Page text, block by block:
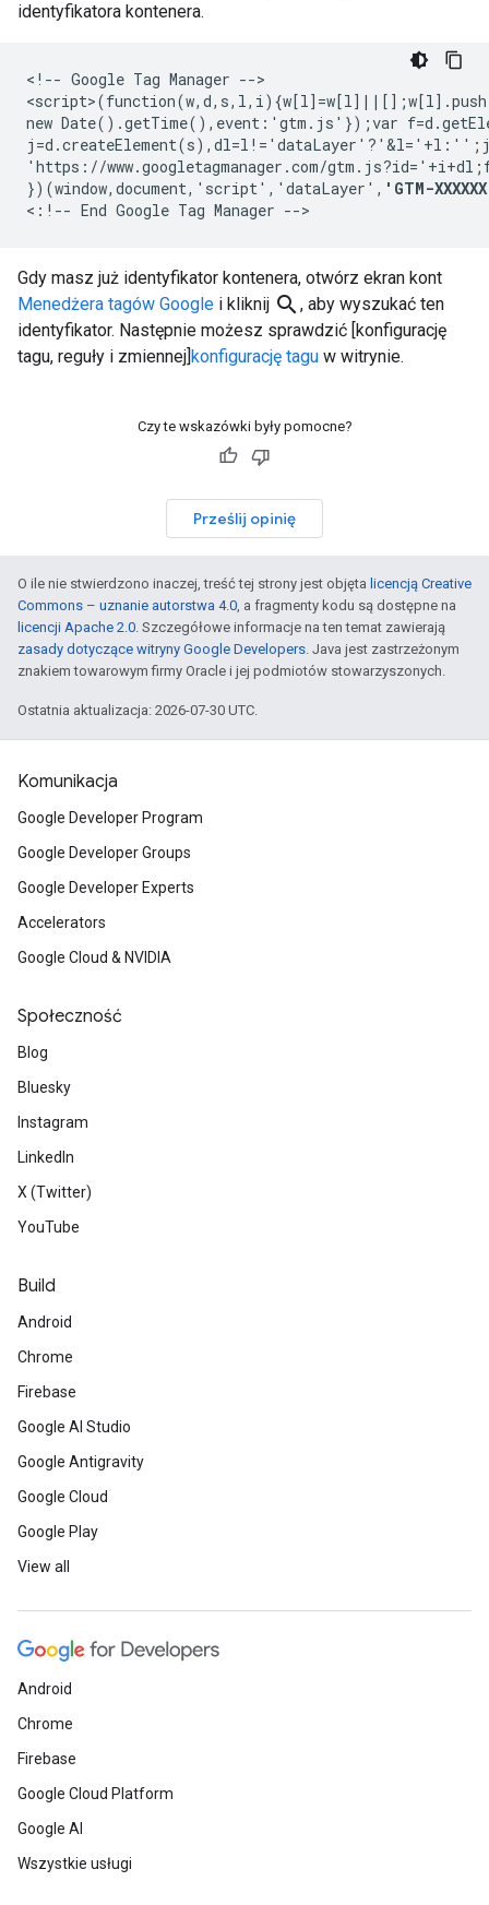
identyfikatora kontenera.
<!-- Google Tag Manager -->
new Date().getTime(),event:'gtm.js'});var
'https://www.googletagmanager.com/
})(window,document,'script','dataLayer', 'GTM-
Gdy masz już identyfikator kontenera, otwórz ekran kont
Menedżera tagów Google i kliknij search, aby wyszukać ten
identyfikator. Następnie możesz sprawdzić [konfigurację
tagu, reguły i zmiennej]konfigurację tagu w witrynie.
Czy te wskazówki były pomocne?
Prześlij opinię
O ile nie stwierdzono inaczej, treść tej strony jest objęta licencją Creative
Commons – uznanie autorstwa 4.0, a fragmenty kodu są dostępne na
licencji Apache 2.0. Szczegółowe informacje na ten temat zawierają
zasady dotyczące witryny Google Developers. Java jest zastrzeżonym
znakiem towarowym firmy Oracle i jej podmiotów stowarzyszonych.
Ostatnia aktualizacja: 2026-07-30 UTC.
Komunikacja
Google Developer Program
Google Developer Groups
Google Developer Experts
Accelerators
Google Cloud & NVIDIA
Społeczność
Blog
Bluesky
Instagram
LinkedIn
X (Twitter)
YouTube
Build
Android
Chrome
Firebase
Google AI Studio
Google Antigravity
Google Cloud
Google Play
View all
Android
Chrome
Firebase
Google Cloud Platform
Google AI
Wszystkie usługi